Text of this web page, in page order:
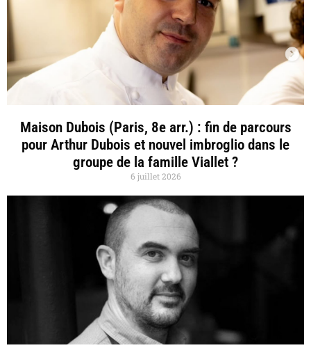
Maison Dubois (Paris, 8e arr.) : fin de parcours
pour Arthur Dubois et nouvel imbroglio dans le
groupe de la famille Viallet ?
6 juillet 2026